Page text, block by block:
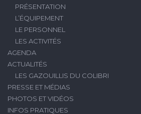
PRÉSENTATION
L’ÉQUIPEMENT
LE PERSONNEL
LES ACTIVITÉS
AGENDA
ACTUALITÉS
LES GAZOUILLIS DU COLIBRI
PRESSE ET MÉDIAS
PHOTOS ET VIDÉOS
INFOS PRATIQUES